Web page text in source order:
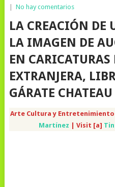
No hay comentarios
LA CREACIÓN DE
LA IMAGEN DE
EN CARICATURAS
EXTRANJERA,
GÁRATE CHATEAU
Arte Cultura y
Martínez | Visit [a]